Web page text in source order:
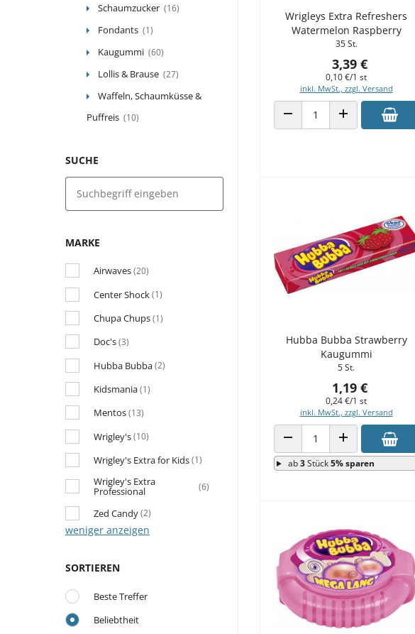
Schaumzucker (16)
Fondants (1)
Kaugummi (60)
Lollis & Brause (27)
Waffeln, Schaumküsse &
Puffreis (10)
SUCHE
MARKE
Airwaves(20)
Center Shock(1)
Chupa Chups(1)
Doc's(3)
Hubba Bubba(2)
Kidsmania(1)
Mentos(13)
Wrigley's(10)
Wrigley's Extra for Kids(1)
Wrigley's Extra
Professional (6)
Zed Candy(2)
weniger anzeigen
SORTIEREN
Beste Treffer
Beliebtheit
Wrigleys Extra Refreshers
Watermelon Raspberry
35 St.
3,39 €
0,10 €/1 st
inkl. MwSt., zzgl. Versand
ANZAHL VERRINGERNANZAHL ERHÖHEN
Hubba Bubba Strawberry
Kaugummi
5 St.
1,19 €
0,24 €/1 st
inkl. MwSt., zzgl. Versand
ANZAHL VERRINGERNANZAHL ERHÖHEN
ab3Stück5% sparen